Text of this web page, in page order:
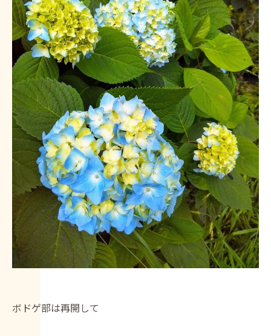
ボドゲ部は再開して